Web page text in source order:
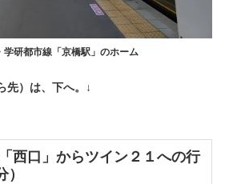
学研都市線「京橋駅」のホーム
先）は、下へ。↓
西口」からツイン２１への行